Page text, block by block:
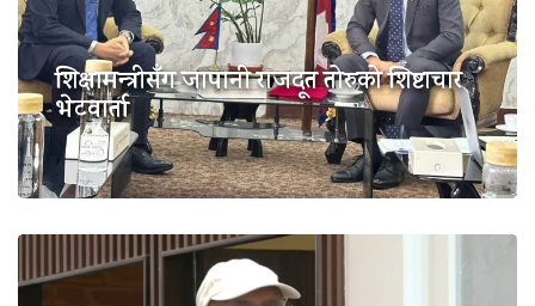
शिक्षामन्त्रीसँग जापानी राजदूत तोरुको शिष्टाचार
भेटवार्ता